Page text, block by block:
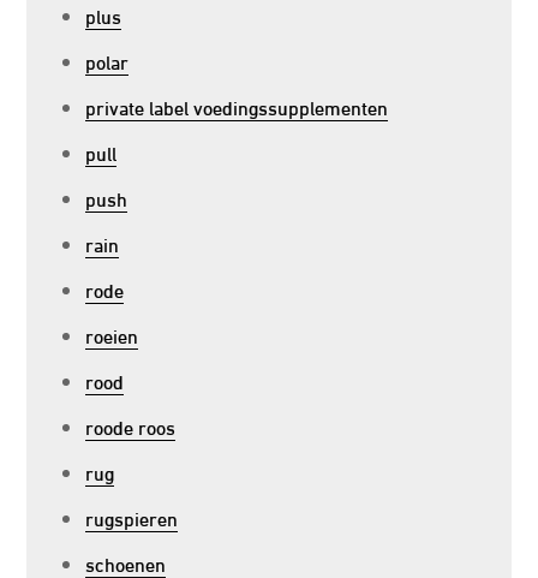
plus
polar
private label voedingssupplementen
pull
push
rain
rode
roeien
rood
roode roos
rug
rugspieren
schoenen